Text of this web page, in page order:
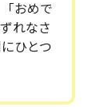
おめで
れなさ
ひとつ